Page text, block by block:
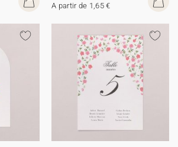
A partir de 1,65 €